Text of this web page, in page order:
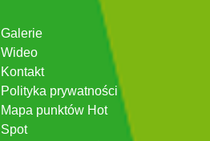
Galerie
Wideo
Kontakt
Polityka prywatności
Mapa punktów Hot
Spot